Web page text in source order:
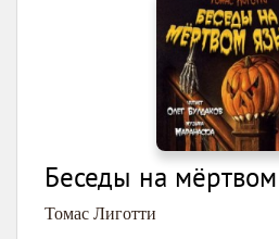
Беседы на
Томас Лиготти